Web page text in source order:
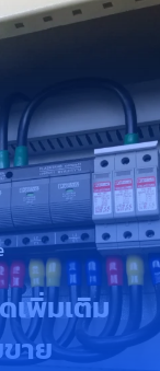
เพิ่มเติม
าย